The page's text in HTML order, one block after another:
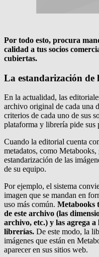
Por todo esto, procura
calidad a tus socios
cubiertas.
La estandarización de
En la actualidad, las
archivo original de cada una
criterios de cada uno de sus
plataforma y librería pide sus
Cuando la editorial cuenta
metadatos, como
estandarización de las
de su equipo.
Por ejemplo, el sistema
imagen que se mandan en
uso más común. Metabooks
de este archivo (las
archivo, etc.) y las agrega a
librerías. De este modo, la
imágenes que están en
aparecer en sus sitios web.